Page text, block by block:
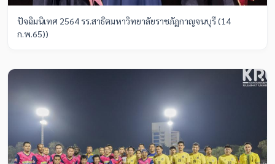
ปัจฉิมนิเทศ 2564 รร.สาธิตมหาวิทยาลัยราชภัฏกาญจนบุรี (14
ก.พ.65))